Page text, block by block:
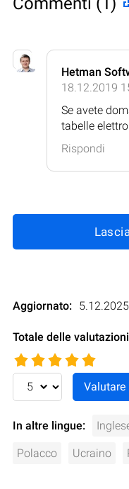
Hetman
18.12.2019
Se avete
tabelle
Rispondi
Aggiornato:
Totale delle
In altre lingue:
Polacco Ucraino